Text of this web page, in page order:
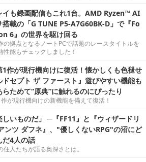
イも録画配信もこれ1台。AMD Ryzen™ AI
搭載の「G TUNE P5-A7G60BK-D」で『Fo
6』の世界を駆け回る
の拠点となるノートPCで話題のレースタイトルを
性能もチェックしました！
1作が現行機向けに復活！懐かしくも色褪せ
ドセプト ザ ファースト』遊びやすい機能も
ためて“原典”に触れるのにぴったり
が現行機向けの新機能を備えて復活！
しいものだ」 ─『FF11』と『ウィザードリ
ンツ ダフネ』、"優しくないRPG"の沼にど
だ4人の話
住人たちが語る奥深さとは。